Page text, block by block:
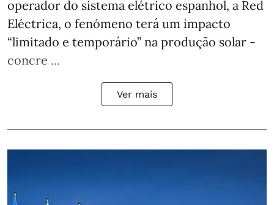
operador do sistema elétrico espanhol, a Red
Eléctrica, o fenómeno terá um impacto
“limitado e temporário” na produção solar -
concre ...
Ver mais